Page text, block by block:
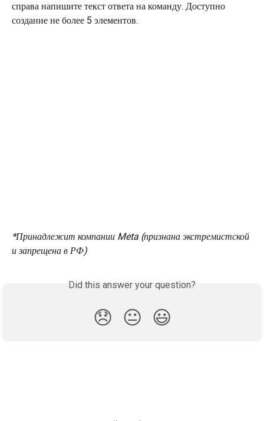
справа напишите текст ответа на команду. Доступно
создание не более 5 элементов.
*Принадлежит компании Meta (признана экстремистской
и запрещена в РФ)
Did this answer your question?
😞 😐 😃